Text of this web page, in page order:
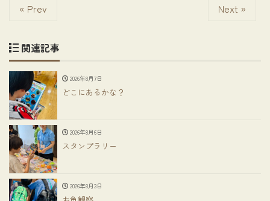
« Prev Next »
関連記事
2026年8月7日
どこにあるかな？
2026年8月6日
スタンプラリー
2026年8月3日